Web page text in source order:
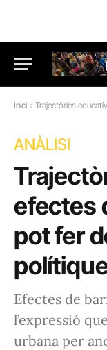
Inici » Trajectòries educatives
ANÀLISI
efectes
pot fer
Efectes de
l’expressió
urbana per